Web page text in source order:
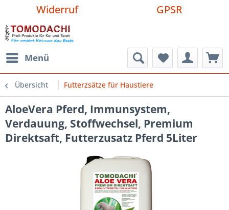
Widerruf GPSR
Menü
Übersicht Futterzsätze für Haustiere
AloeVera Pferd, Immunsystem,
Verdauung, Stoffwechsel, Premium
Direktsaft, Futterzusatz Pferd 5Liter